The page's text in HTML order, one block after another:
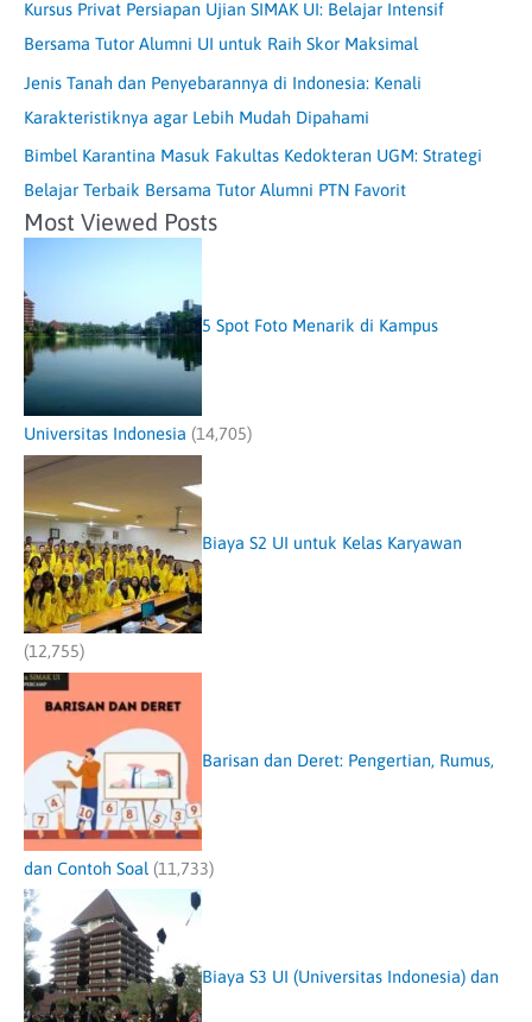
Kursus Privat Persiapan Ujian SIMAK UI: Belajar Intensif
Bersama Tutor Alumni UI untuk Raih Skor Maksimal
Jenis Tanah dan Penyebarannya di Indonesia: Kenali
Karakteristiknya agar Lebih Mudah Dipahami
Bimbel Karantina Masuk Fakultas Kedokteran UGM: Strategi
Belajar Terbaik Bersama Tutor Alumni PTN Favorit
Most Viewed Posts
5 Spot Foto Menarik di Kampus
Universitas Indonesia (14,705)
Biaya S2 UI untuk Kelas Karyawan
(12,755)
Barisan dan Deret: Pengertian, Rumus,
dan Contoh Soal (11,733)
Biaya S3 UI (Universitas Indonesia) dan